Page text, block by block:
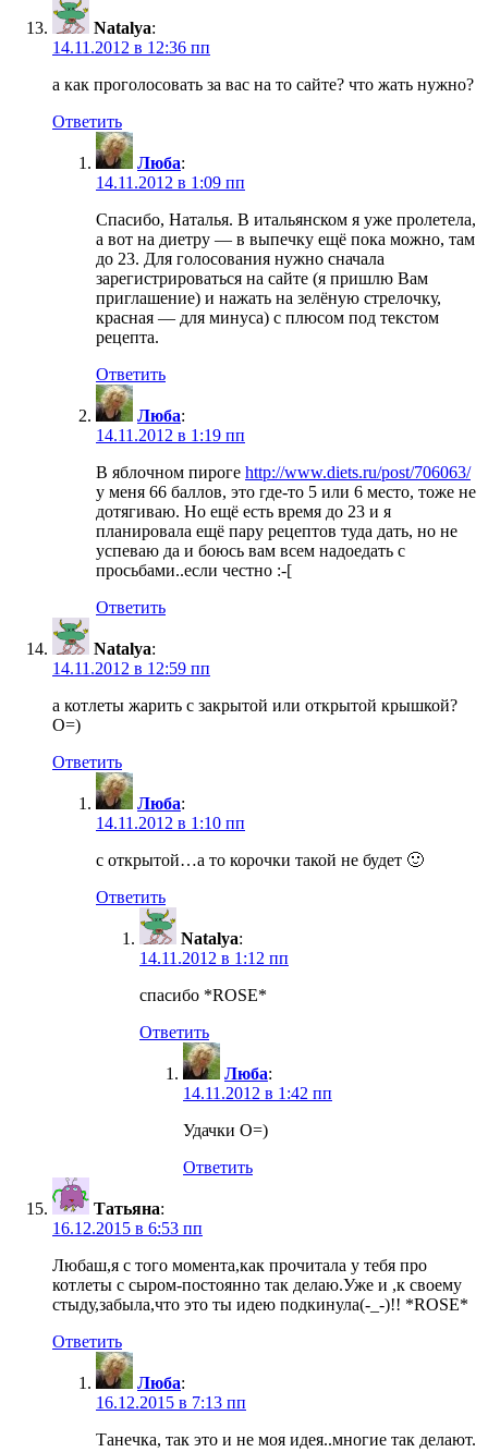
Natalya:
14.11.2012 в 12:36 пп
а как проголосовать за вас на то сайте? что жать нужно?
Ответить
Люба:
14.11.2012 в 1:09 пп
Спасибо, Наталья. В итальянском я уже пролетела,
а вот на диетру — в выпечку ещё пока можно, там
до 23. Для голосования нужно сначала
зарегистрироваться на сайте (я пришлю Вам
приглашение) и нажать на зелёную стрелочку,
красная — для минуса) с плюсом под текстом
рецепта.
Ответить
Люба:
14.11.2012 в 1:19 пп
В яблочном пироге http://www.diets.ru/post/706063/
у меня 66 баллов, это где-то 5 или 6 место, тоже не
дотягиваю. Но ещё есть время до 23 и я
планировала ещё пару рецептов туда дать, но не
успеваю да и боюсь вам всем надоедать с
просьбами..если честно :-[
Ответить
Natalya:
14.11.2012 в 12:59 пп
а котлеты жарить с закрытой или открытой крышкой?
O=)
Ответить
Люба:
14.11.2012 в 1:10 пп
с открытой…а то корочки такой не будет 🙂
Ответить
Natalya:
14.11.2012 в 1:12 пп
спасибо *ROSE*
Ответить
Люба:
14.11.2012 в 1:42 пп
Удачки O=)
Ответить
Татьяна:
16.12.2015 в 6:53 пп
Любаш,я с того момента,как прочитала у тебя про
котлеты с сыром-постоянно так делаю.Уже и ,к своему
стыду,забыла,что это ты идею подкинула(-_-)!! *ROSE*
Ответить
Люба:
16.12.2015 в 7:13 пп
Танечка, так это и не моя идея..многие так делают.